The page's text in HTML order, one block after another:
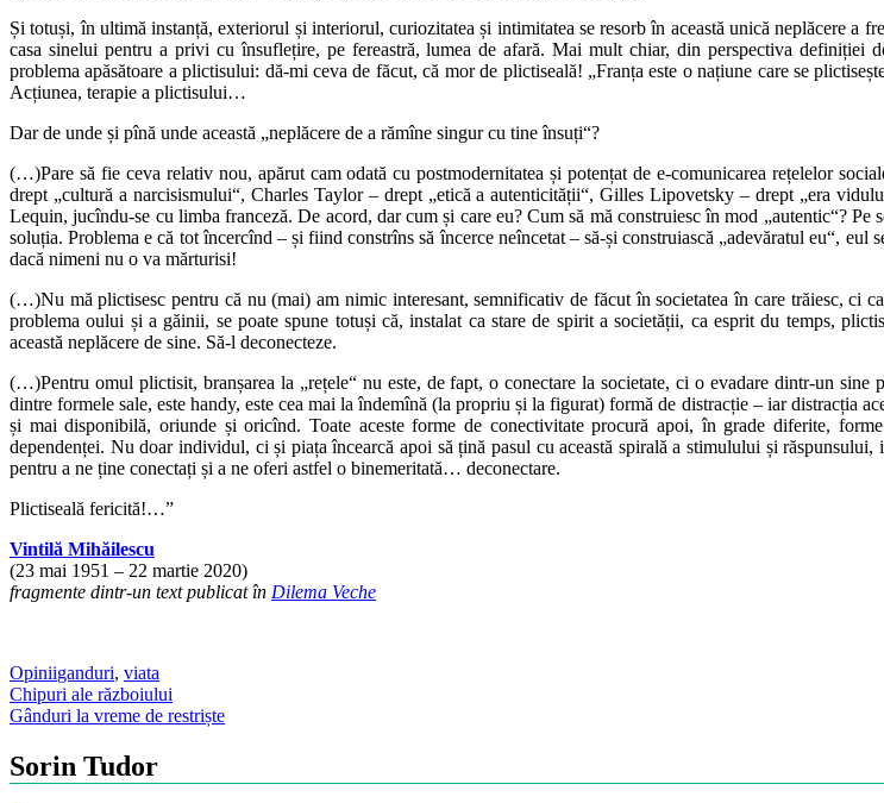
Și totuși, în ultimă instanță, exteriorul și interiorul, curiozitatea și intimitatea se resorb în această unică neplăcere a
casa sinelui pentru a privi cu însuflețire, pe fereastră, lumea de afară. Mai mult chiar, din perspectiva
problema apăsătoare a plictisului: dă-mi ceva de făcut, că mor de plictiseală! „Franța este o națiune care se
Acțiunea, terapie a plictisului…
Dar de unde și pînă unde această „neplăcere de a rămîne singur cu tine însuți“?
(…)Pare să fie ceva relativ nou, apărut cam odată cu postmodernitatea și potențat de e-comunicarea rețelelor
drept „cultură a narcisismului“, Charles Taylor – drept „etică a autenticității“, Gilles Lipovetsky – drept „era
Lequin, jucîndu-se cu limba franceză. De acord, dar cum și care eu? Cum să mă construiesc în mod „autentic“?
soluția. Problema e că tot încercînd – și fiind constrîns să încerce neîncetat – să-și construiască „adevăratul eu“,
dacă nimeni nu o va mărturisi!
(…)Nu mă plictisesc pentru că nu (mai) am nimic interesant, semnificativ de făcut în societatea în care trăiesc, ci
problema oului și a găinii, se poate spune totuși că, instalat ca stare de spirit a societății, ca esprit du temps,
această neplăcere de sine. Să-l deconecteze.
(…)Pentru omul plictisit, branșarea la „rețele“ nu este, de fapt, o conectare la societate, ci o evadare dintr-un
dintre formele sale, este handy, este cea mai la îndemînă (la propriu și la figurat) formă de distracție – iar distracția
și mai disponibilă, oriunde și oricînd. Toate aceste forme de conectivitate procură apoi, în grade diferite,
dependenței. Nu doar individul, ci și piața încearcă apoi să țină pasul cu această spirală a stimulului și
pentru a ne ține conectați și a ne oferi astfel o binemeritată… deconectare.
Plictiseală fericită!…”
Vintilă Mihăilescu
(23 mai 1951 – 22 martie 2020)
fragmente dintr-un text publicat în Dilema Veche
Opiniiganduri, viata
Post
navigation
Chipuri ale războiului
Gânduri la vreme de restriște
Sorin Tudor